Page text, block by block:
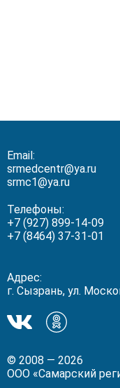
Email:
srmedcentr@ya.ru
srmc1@ya.ru
Телефоны:
+7 (927) 899-14-09
+7 (8464) 37-31-01
Адрес:
г. Сызрань, ул.
Мы
ВКонтакте!
Мы
© 2008 — 2026
ООО «Самарский